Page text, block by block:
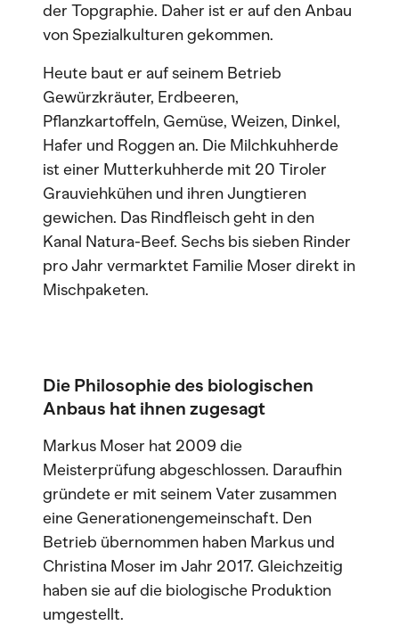
der Topgraphie. Daher ist er auf den Anbau
von Spezialkulturen gekommen.
Heute baut er auf seinem Betrieb
Gewürzkräuter, Erdbeeren,
Pflanzkartoffeln, Gemüse, Weizen, Dinkel,
Hafer und Roggen an. Die Milchkuhherde
ist einer Mutterkuhherde mit 20 Tiroler
Grauviehkühen und ihren Jungtieren
gewichen. Das Rindfleisch geht in den
Kanal Natura-Beef. Sechs bis sieben Rinder
pro Jahr vermarktet Familie Moser direkt in
Mischpaketen.
Die Philosophie des biologischen
Anbaus hat ihnen zugesagt
Markus Moser hat 2009 die
Meisterprüfung abgeschlossen. Daraufhin
gründete er mit seinem Vater zusammen
eine Generationengemeinschaft. Den
Betrieb übernommen haben Markus und
Christina Moser im Jahr 2017. Gleichzeitig
haben sie auf die biologische Produktion
umgestellt.